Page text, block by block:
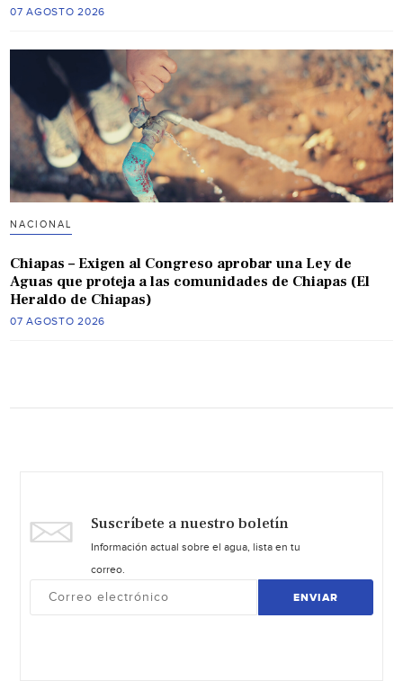
07 AGOSTO 2026
NACIONAL
Chiapas – Exigen al Congreso aprobar una Ley de
Aguas que proteja a las comunidades de Chiapas (El
Heraldo de Chiapas)
07 AGOSTO 2026
Suscríbete a nuestro boletín
Información actual sobre el agua, lista en tu
correo.
ENVIAR